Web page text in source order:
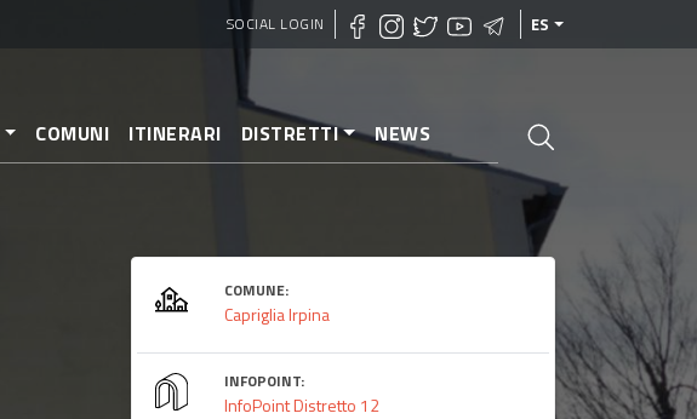
SOCIAL LOGIN ES
COMUNI ITINERARI DISTRETTI NEWS
COMUNE:
Capriglia Irpina
INFOPOINT:
InfoPoint Distretto 12